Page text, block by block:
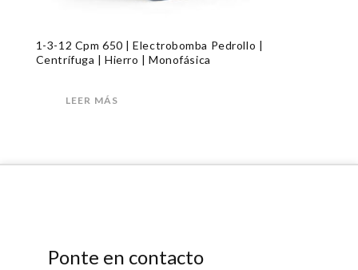
1-3-12 Cpm 650 | Electrobomba Pedrollo |
Centrífuga | Hierro | Monofásica
LEER MÁS
Ponte en contacto